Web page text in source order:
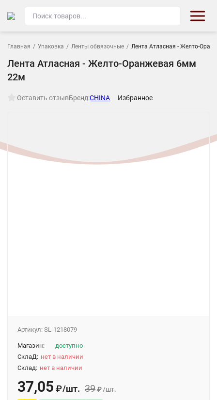
Главная / Упаковка / Ленты обвязочные / Лента Атласная - Желто-
Лента Атласная - Желто-Оранжевая 6мм
22м
Оставить отзывБренд:CHINA Избранное
Артикул: SL-1218079
Магазин:
доступно
СклаД: нет в наличии
Склад: нет в наличии
37,05 ₽/шт. 39₽/шт.